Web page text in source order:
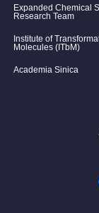
Expanded Chemical
Research Team
Institute of
Molecules (ITbM)
Academia Sinica